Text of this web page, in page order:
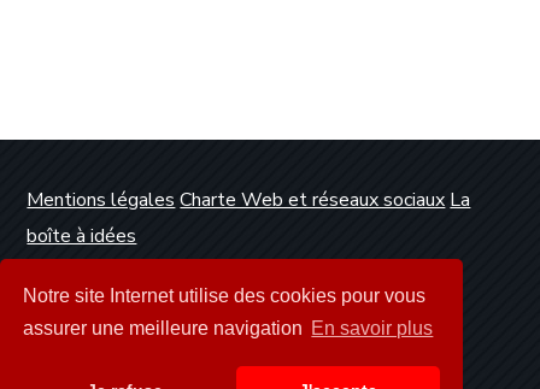
Notre site Internet utilise des cookies pour vous
assurer une meilleure navigation En savoir plus
Mentions légales Charte Web et réseaux sociaux La
boîte à idées
Dunkerque